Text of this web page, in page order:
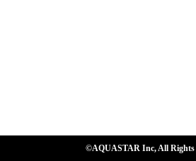
©AQUASTAR Inc, All Rights